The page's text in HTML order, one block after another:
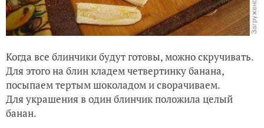
Когда все блинчики будут готовы, можно скручивать.
Для этого на блин кладем четвертинку банана,
посыпаем тертым шоколадом и сворачиваем.
Для украшения в один блинчик положила целый
банан.